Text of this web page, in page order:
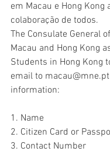
em Macau e Hong Kong
colaboração de todos.
The Consulate General
Macau and Hong Kong
Students in Hong Kong
email to
information:
1. Name
2. Citizen Card or
3. Contact Number